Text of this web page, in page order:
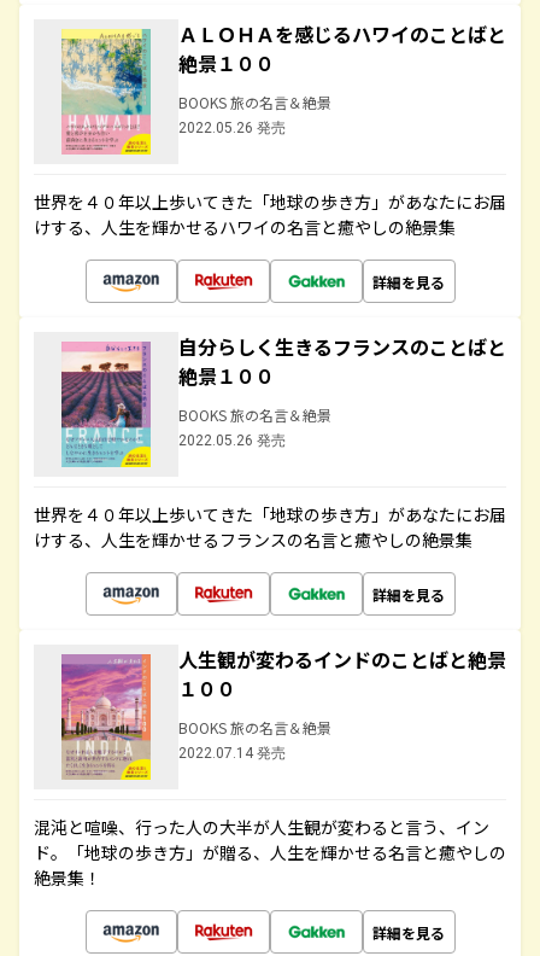
ＡＬＯＨＡを感じるハワイのことばと
絶景１００
BOOKS 旅の名言＆絶景
2022.05.26 発売
世界を４０年以上歩いてきた「地球の歩き方」があなたにお届
けする、人生を輝かせるハワイの名言と癒やしの絶景集
詳細を見る
自分らしく生きるフランスのことばと
絶景１００
BOOKS 旅の名言＆絶景
2022.05.26 発売
世界を４０年以上歩いてきた「地球の歩き方」があなたにお届
けする、人生を輝かせるフランスの名言と癒やしの絶景集
詳細を見る
人生観が変わるインドのことばと絶景
１００
BOOKS 旅の名言＆絶景
2022.07.14 発売
混沌と喧噪、行った人の大半が人生観が変わると言う、イン
ド。「地球の歩き方」が贈る、人生を輝かせる名言と癒やしの
絶景集！
詳細を見る